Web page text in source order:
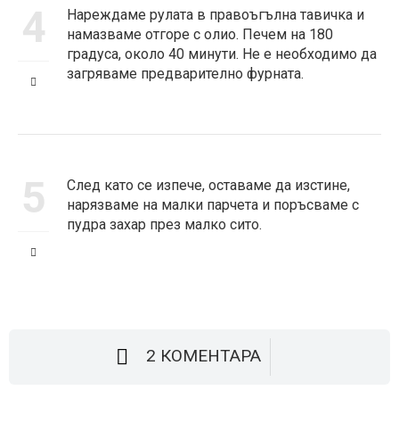
4
Нареждаме рулата в правоъгълна тавичка и
намазваме отгоре с олио. Печем на 180
градуса, около 40 минути. Не е необходимо да
загряваме предварително фурната.
5
След като се изпече, оставаме да изстине,
нарязваме на малки парчета и поръсваме с
пудра захар през малко сито.
2 КОМЕНТАРА